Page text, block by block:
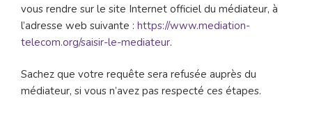
vous rendre sur le site Internet officiel du médiateur, à
l’adresse web suivante : https://www.mediation-
telecom.org/saisir-le-mediateur.
Sachez que votre requête sera refusée auprès du
médiateur, si vous n’avez pas respecté ces étapes.